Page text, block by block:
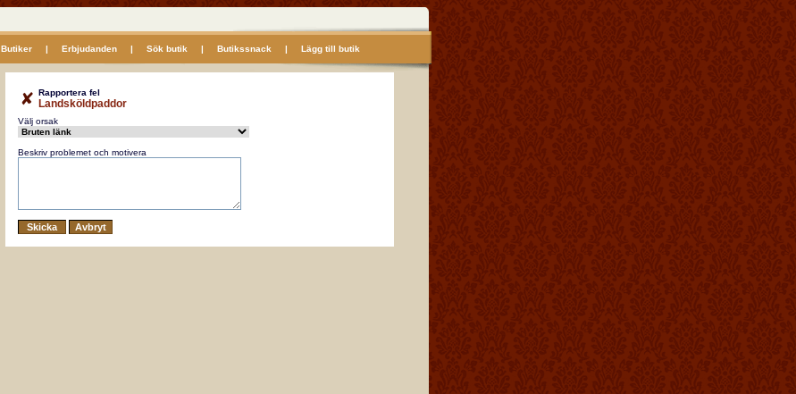
Butiker| Erbjudanden| Sök butik | Butikssnack | Lägg till butik
Rapportera fel
Landsköldpaddor
Välj orsak
Beskriv problemet och motivera